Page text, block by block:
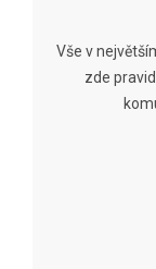
Vše v
zde